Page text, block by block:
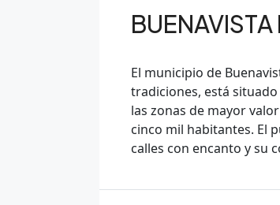
BUENAVISTA
El municipio de
tradiciones, está
las zonas de mayor
cinco mil habitantes. El
calles con encanto y su